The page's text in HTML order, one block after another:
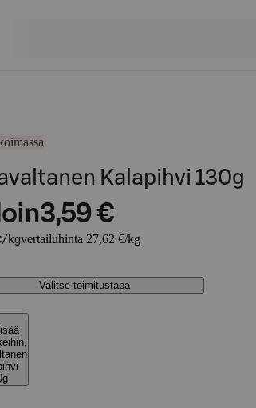
Kalapihvi 130g
3,59 €
kgvertailuhinta 27,62 €/kg
Valitse toimitustapa